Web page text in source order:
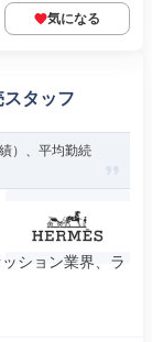
気になる
タッフ
）、平均勤続
ション業界、ラ